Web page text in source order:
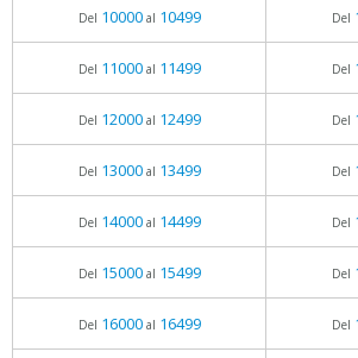
Del 10000al 10499 Del
Del 11000al 11499 Del
Del 12000al 12499 Del
Del 13000al 13499 Del
Del 14000al 14499 Del
Del 15000al 15499 Del
Del 16000al 16499 Del